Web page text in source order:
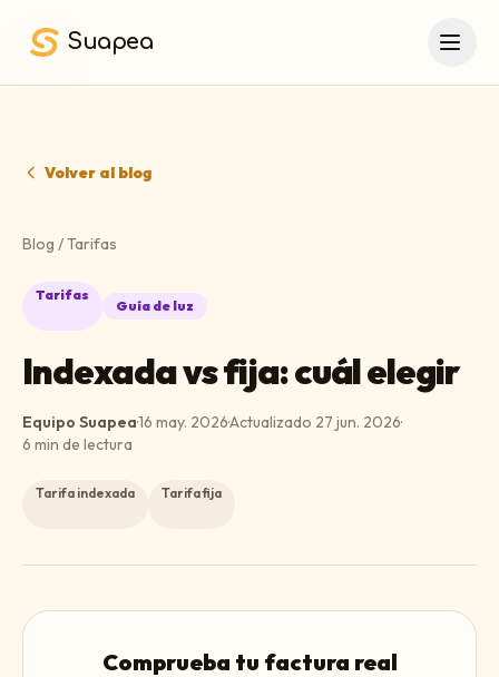
Suapea
Volver al blog
Blog /Tarifas
Tarifas
Guía de luz
Indexada vs fija: cuál elegir
Equipo Suapea·16 may. 2026·Actualizado 27 jun. 2026·
6 min de lectura
Tarifa indexada Tarifa fija
Comprueba tu factura real